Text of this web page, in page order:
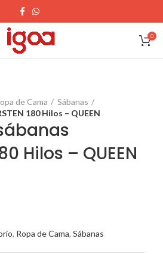
0
de Cama
Sábanas
180 Hilos – QUEEN
Hilos – QUEEN
, Ropa de Cama, Sábanas